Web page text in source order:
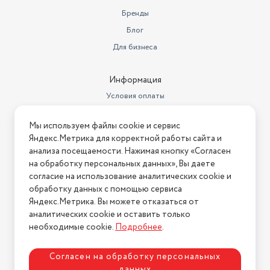
Бренды
Блог
Для бизнеса
Информация
Условия оплаты
Условия возврата
Нашли ошибку на сайте? Напишите нам
2026 © Интернет-магазин "АстМаркет". У нас есть всё!
Политика конфиденциальности
Мы используем файлы cookie и сервис
Яндекс.Метрика для корректной работы сайта и
анализа посещаемости. Нажимая кнопку «Согласен
на обработку персональных данных», Вы даете
согласие на использование аналитических cookie и
обработку данных с помощью сервиса
Яндекс.Метрика. Вы можете отказаться от
аналитических cookie и оставить только
необходимые cookie.Подробнее.
Согласен на обработку персональных